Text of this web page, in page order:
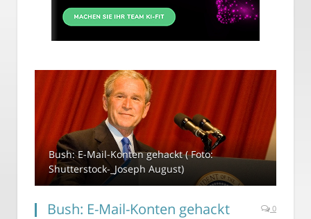
Bush: E-Mail-Konten gehackt ( Foto:
Shutterstock-_Joseph August)
Bush: E-Mail-Konten gehackt 0